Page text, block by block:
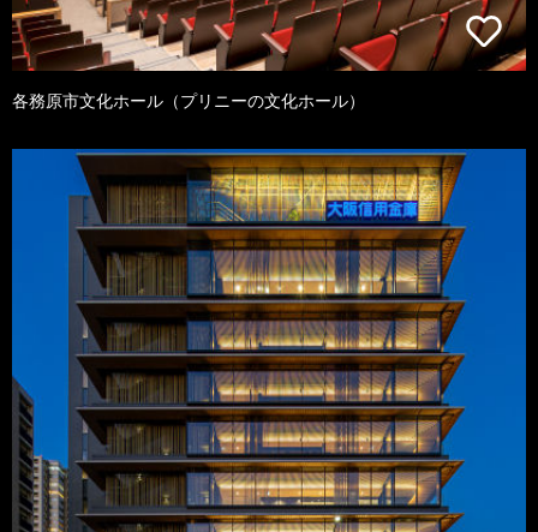
各務原市文化ホール（プリニーの文化ホール）